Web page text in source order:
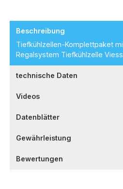
Beschreibung
Tiefkühlzellen-Komplettpaket
Regalsystem Tiefkühlzelle
technische Daten
Videos
Datenblätter
Gewährleistung
Bewertungen